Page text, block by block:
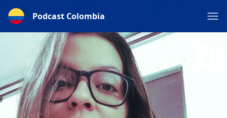
Podcast Colombia